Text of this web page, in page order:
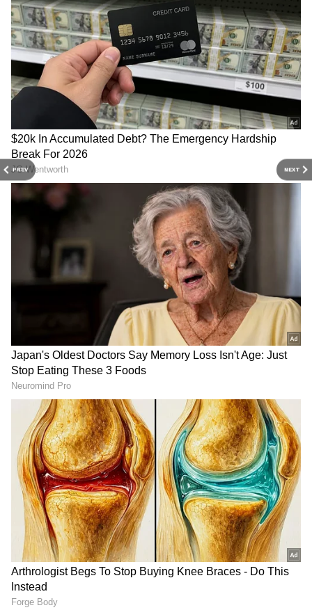
PREV NEXT
Skoda Kodiaq Variants
டிரிம்களில் மாற்றம் மற்றும் விலை குறைப்பு
தவிர எஸ்யூவியில் எந்த மாற்றமும்
செய்யப்படவில்லை. கோடியாக் 2.0-லிட்டர்,
நான்கு சிலிண்டர் TSI டர்போ-பெட்ரோல்